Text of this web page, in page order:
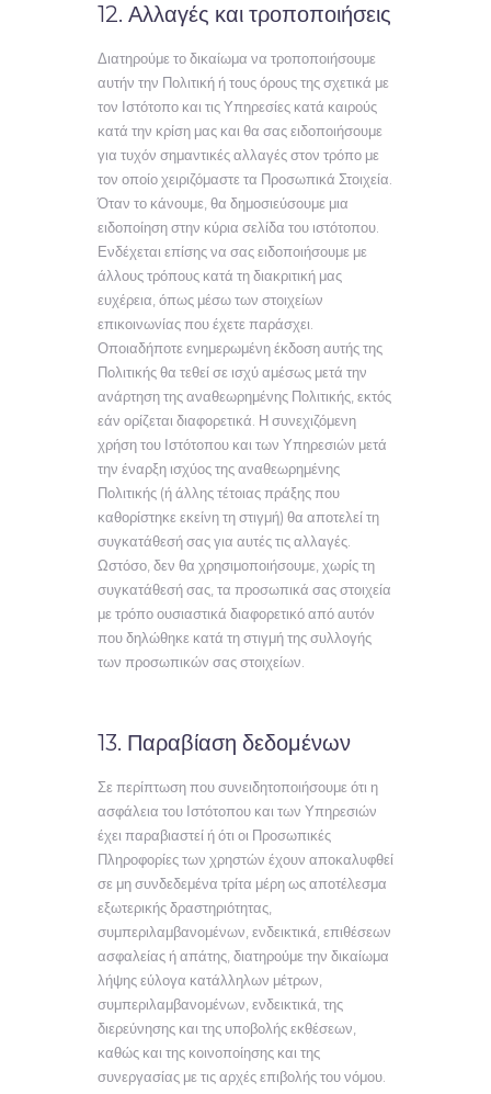
12. Αλλαγές και τροποποιήσεις
Διατηρούμε το δικαίωμα να τροποποιήσουμε
αυτήν την Πολιτική ή τους όρους της σχετικά με
τον Ιστότοπο και τις Υπηρεσίες κατά καιρούς
κατά την κρίση μας και θα σας ειδοποιήσουμε
για τυχόν σημαντικές αλλαγές στον τρόπο με
τον οποίο χειριζόμαστε τα Προσωπικά Στοιχεία.
Όταν το κάνουμε, θα δημοσιεύσουμε μια
ειδοποίηση στην κύρια σελίδα του ιστότοπου.
Ενδέχεται επίσης να σας ειδοποιήσουμε με
άλλους τρόπους κατά τη διακριτική μας
ευχέρεια, όπως μέσω των στοιχείων
επικοινωνίας που έχετε παράσχει.
Οποιαδήποτε ενημερωμένη έκδοση αυτής της
Πολιτικής θα τεθεί σε ισχύ αμέσως μετά την
ανάρτηση της αναθεωρημένης Πολιτικής, εκτός
εάν ορίζεται διαφορετικά. Η συνεχιζόμενη
χρήση του Ιστότοπου και των Υπηρεσιών μετά
την έναρξη ισχύος της αναθεωρημένης
Πολιτικής (ή άλλης τέτοιας πράξης που
καθορίστηκε εκείνη τη στιγμή) θα αποτελεί τη
συγκατάθεσή σας για αυτές τις αλλαγές.
Ωστόσο, δεν θα χρησιμοποιήσουμε, χωρίς τη
συγκατάθεσή σας, τα προσωπικά σας στοιχεία
με τρόπο ουσιαστικά διαφορετικό από αυτόν
που δηλώθηκε κατά τη στιγμή της συλλογής
των προσωπικών σας στοιχείων.
13. Παραβίαση δεδομένων
Σε περίπτωση που συνειδητοποιήσουμε ότι η
ασφάλεια του Ιστότοπου και των Υπηρεσιών
έχει παραβιαστεί ή ότι οι Προσωπικές
Πληροφορίες των χρηστών έχουν αποκαλυφθεί
σε μη συνδεδεμένα τρίτα μέρη ως αποτέλεσμα
εξωτερικής δραστηριότητας,
συμπεριλαμβανομένων, ενδεικτικά, επιθέσεων
ασφαλείας ή απάτης, διατηρούμε την δικαίωμα
λήψης εύλογα κατάλληλων μέτρων,
συμπεριλαμβανομένων, ενδεικτικά, της
διερεύνησης και της υποβολής εκθέσεων,
καθώς και της κοινοποίησης και της
συνεργασίας με τις αρχές επιβολής του νόμου.